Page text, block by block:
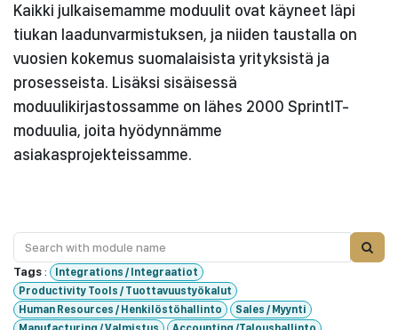
Kaikki julkaisemamme moduulit ovat käyneet läpi
tiukan laadunvarmistuksen, ja niiden taustalla on
vuosien kokemus suomalaisista yrityksistä ja
prosesseista. Lisäksi sisäisessä
moduulikirjastossamme on lähes 2000 SprintIT-
moduulia, joita hyödynnämme
asiakasprojekteissamme.
Tags:
Integrations / Integraatiot
Productivity Tools / Tuottavuustyökalut
Human Resources / Henkilöstöhallinto
Sales / Myynti